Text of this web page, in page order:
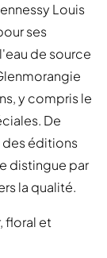
Louis
ses
de source
y compris le
De
éditions
distingue par
la qualité.
floral et